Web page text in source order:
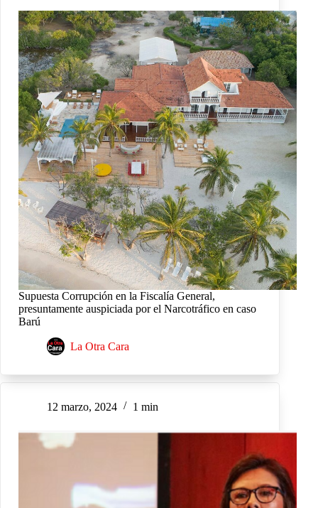
Supuesta Corrupción en la Fiscalía General,
presuntamente auspiciada por el Narcotráfico en caso
Barú
La Otra Cara
12 marzo, 2024 1 min